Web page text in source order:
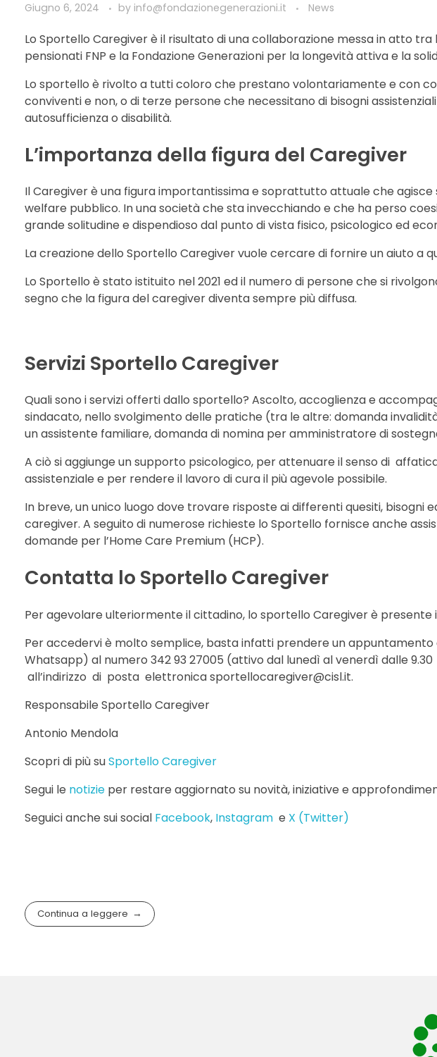
Giugno 6, 2024 by info@fondazionegenerazioni.it News
Lo Sportello Caregiver è il risultato di una collaborazione messa in atto
pensionati FNP e la Fondazione Generazioni per la longevità attiva e la
Lo sportello è rivolto a tutti coloro che prestano volontariamente e con
conviventi e non, o di terze persone che necessitano di bisogni
autosufficienza o disabilità.
L’importanza della figura del Caregiver
Il Caregiver è una figura importantissima e soprattutto attuale che
welfare pubblico. In una società che sta invecchiando e che ha perso
grande solitudine e dispendioso dal punto di vista fisico, psicologico ed
La creazione dello Sportello Caregiver vuole cercare di fornire un aiuto a
Lo Sportello è stato istituito nel 2021 ed il numero di persone che si
segno che la figura del caregiver diventa sempre più diffusa.
Servizi Sportello Caregiver
Quali sono i servizi offerti dallo sportello? Ascolto, accoglienza e
sindacato, nello svolgimento delle pratiche (tra le altre: domanda invalidità
un assistente familiare, domanda di nomina per amministratore di
A ciò si aggiunge un supporto psicologico, per attenuare il senso di
assistenziale e per rendere il lavoro di cura il più agevole possibile.
In breve, un unico luogo dove trovare risposte ai differenti quesiti, bisogni
caregiver. A seguito di numerose richieste lo Sportello fornisce anche
domande per l’Home Care Premium (HCP).
Contatta lo Sportello Caregiver
Per agevolare ulteriormente il cittadino, lo sportello Caregiver è presente
Per accedervi è molto semplice, basta infatti prendere un appuntamento
Whatsapp) al numero 342 93 27005 (attivo dal lunedì al venerdì dalle
all’indirizzo di posta elettronica sportellocaregiver@cisl.it.
Responsabile Sportello Caregiver
Antonio Mendola
Scopri di più suSportello Caregiver
Segui le notizie per restare aggiornato su novità, iniziative e
Seguici anche sui social Facebook, Instagram e X (Twitter)
Continua a leggere